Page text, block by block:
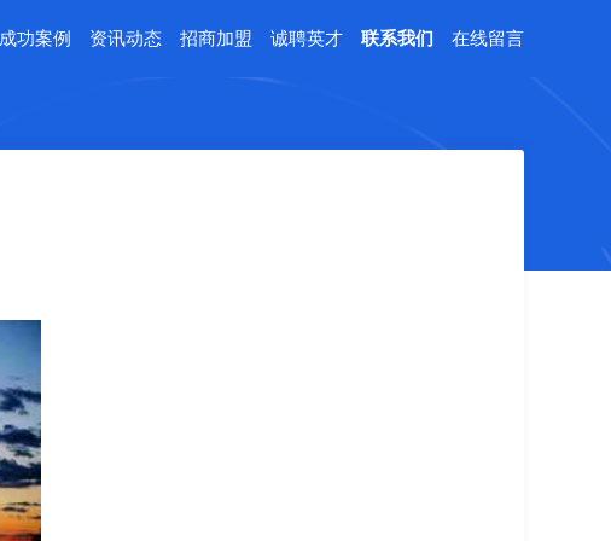
成功案例 资讯动态 招商加盟 诚聘英才 联系我们 在线留言